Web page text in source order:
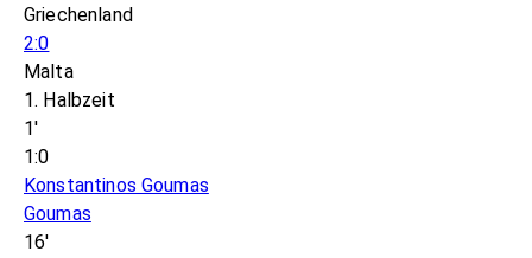
Griechenland
2:0
Malta
1. Halbzeit
1'
1:0
Konstantinos Goumas
Goumas
16'